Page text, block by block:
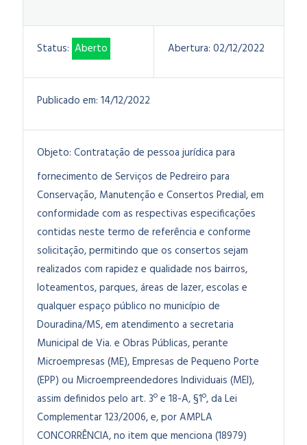
Status: Aberto Abertura: 02/12/2022
Publicado em: 14/12/2022
Objeto: Contratação de pessoa jurídica para
fornecimento de Serviços de Pedreiro para
Conservação, Manutenção e Consertos Predial, em
conformidade com as respectivas especificações
contidas neste termo de referência e conforme
solicitação, permitindo que os consertos sejam
realizados com rapidez e qualidade nos bairros,
loteamentos, parques, áreas de lazer, escolas e
qualquer espaço público no município de
Douradina/MS, em atendimento a secretaria
Municipal de Via. e Obras Públicas, perante
Microempresas (ME), Empresas de Pequeno Porte
(EPP) ou Microempreendedores Individuais (MEI),
assim definidos pelo art. 3º e 18-A, §1º, da Lei
Complementar 123/2006, e, por AMPLA
CONCORRÊNCIA, no item que menciona (18979)